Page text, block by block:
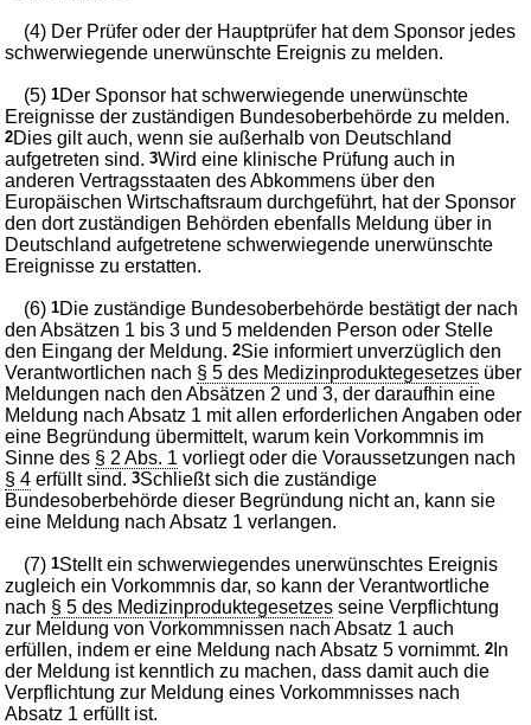
(4) Der Prüfer oder der Hauptprüfer hat dem Sponsor jedes
schwerwiegende unerwünschte Ereignis zu melden.
(5)1Der Sponsor hat schwerwiegende unerwünschte
Ereignisse der zuständigen Bundesoberbehörde zu melden.
2Dies gilt auch, wenn sie außerhalb von Deutschland
aufgetreten sind.3Wird eine klinische Prüfung auch in
anderen Vertragsstaaten des Abkommens über den
Europäischen Wirtschaftsraum durchgeführt, hat der Sponsor
den dort zuständigen Behörden ebenfalls Meldung über in
Deutschland aufgetretene schwerwiegende unerwünschte
Ereignisse zu erstatten.
(6)1Die zuständige Bundesoberbehörde bestätigt der nach
den Absätzen 1 bis 3 und 5 meldenden Person oder Stelle
den Eingang der Meldung.2Sie informiert unverzüglich den
Verantwortlichen nach § 5 des Medizinproduktegesetzes über
Meldungen nach den Absätzen 2 und 3, der daraufhin eine
Meldung nach Absatz 1 mit allen erforderlichen Angaben oder
eine Begründung übermittelt, warum kein Vorkommnis im
Sinne des § 2 Abs. 1 vorliegt oder die Voraussetzungen nach
§ 4 erfüllt sind.3Schließt sich die zuständige
Bundesoberbehörde dieser Begründung nicht an, kann sie
eine Meldung nach Absatz 1 verlangen.
(7)1Stellt ein schwerwiegendes unerwünschtes Ereignis
zugleich ein Vorkommnis dar, so kann der Verantwortliche
nach § 5 des Medizinproduktegesetzes seine Verpflichtung
zur Meldung von Vorkommnissen nach Absatz 1 auch
erfüllen, indem er eine Meldung nach Absatz 5 vornimmt.2 In
der Meldung ist kenntlich zu machen, dass damit auch die
Verpflichtung zur Meldung eines Vorkommnisses nach
Absatz 1 erfüllt ist.